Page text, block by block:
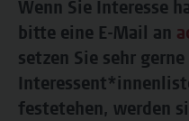
Wenn Sie Interesse
bitte eine E-Mail an
setzen Sie sehr
festetehen, werden